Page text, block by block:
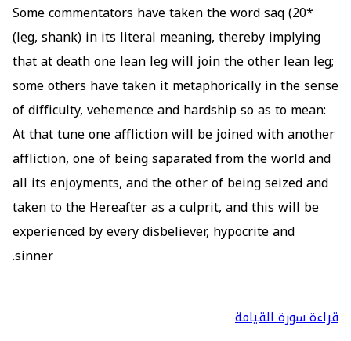
*20)
Some commentators have taken the word saq
(leg, shank) in its literal meaning, thereby implying
that at death one lean leg will join the other lean leg;
some others have taken it metaphorically in the sense
of difficulty, vehemence and hardship so as to mean:
At that tune one affliction will be joined with another
affliction, one of being saparated from the world and
all its enjoyments, and the other of being seized and
taken to the Hereafter as a culprit, and this will be
experienced by every disbeliever, hypocrite and
sinner.
قراءة سورة القيامة